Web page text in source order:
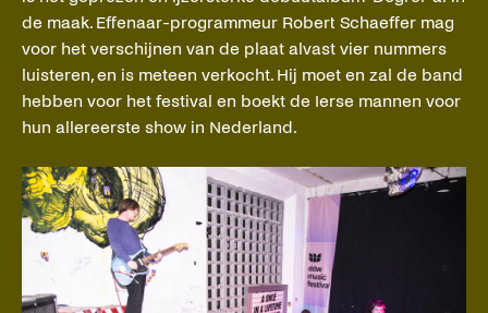
de maak. Effenaar-programmeur Robert Schaeffer mag
voor het verschijnen van de plaat alvast vier nummers
luisteren, en is meteen verkocht. Hij moet en zal de band
hebben voor het festival en boekt de Ierse mannen voor
hun allereerste show in Nederland.